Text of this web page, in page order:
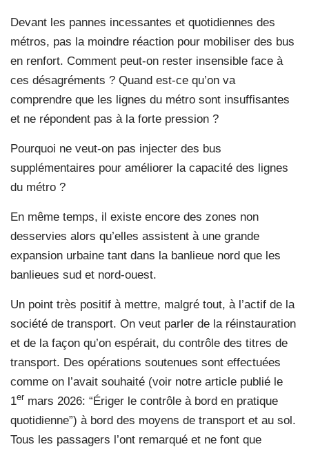
Devant les pannes incessantes et quotidiennes des
métros, pas la moindre réaction pour mobiliser des bus
en renfort. Comment peut-on rester insensible face à
ces désagréments ? Quand est-ce qu’on va
comprendre que les lignes du métro sont insuffisantes
et ne répondent pas à la forte pression ?
Pourquoi ne veut-on pas injecter des bus
supplémentaires pour améliorer la capacité des lignes
du métro ?
En même temps, il existe encore des zones non
desservies alors qu’elles assistent à une grande
expansion urbaine tant dans la banlieue nord que les
banlieues sud et nord-ouest.
Un point très positif à mettre, malgré tout, à l’actif de la
société de transport. On veut parler de la réinstauration
et de la façon qu’on espérait, du contrôle des titres de
transport. Des opérations soutenues sont effectuées
comme on l’avait souhaité (voir notre article publié le
1er mars 2026: “Ériger le contrôle à bord en pratique
quotidienne”) à bord des moyens de transport et au sol.
Tous les passagers l’ont remarqué et ne font que